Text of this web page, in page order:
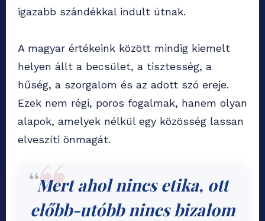
igazabb szándékkal indult útnak.
A magyar értékeink között mindig kiemelt
helyen állt a becsület, a tisztesség, a
hűség, a szorgalom és az adott szó ereje.
Ezek nem régi, poros fogalmak, hanem olyan
alapok, amelyek nélkül egy közösség lassan
elveszíti önmagát.
Mert ahol nincs etika, ott
előbb-utóbb nincs bizalom